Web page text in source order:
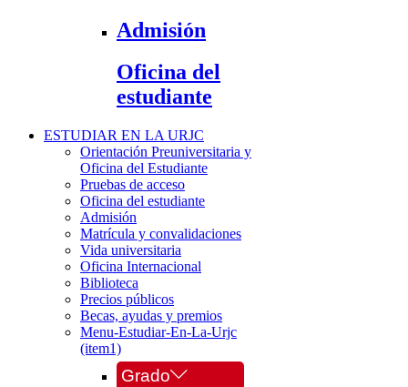
Admisión
Oficina del
estudiante
ESTUDIAR EN LA URJC
Orientación Preuniversitaria y
Oficina del Estudiante
Pruebas de acceso
Oficina del estudiante
Admisión
Matrícula y convalidaciones
Vida universitaria
Oficina Internacional
Biblioteca
Precios públicos
Becas, ayudas y premios
Menu-Estudiar-En-La-Urjc
(item1)
Grado